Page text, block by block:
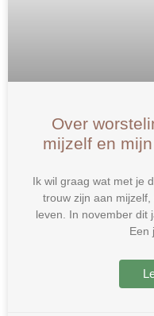
Over
mijzelf en
Ik wil graag wat met je
trouw zijn aan
leven. In november dit
Een